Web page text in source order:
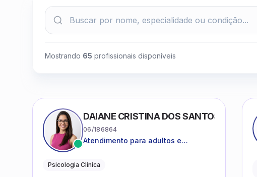
Mostrando 65 profissionais disponíveis
DAIANE CRISTINA DOS SANTOS
06/186864
Atendimento para adultos e
Psicologia Clinica